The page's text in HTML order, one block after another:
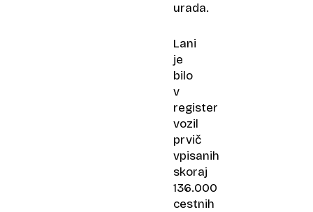
urada.
Lani
je
bilo
v
register
vozil
prvič
vpisanih
skoraj
136.000
cestnih